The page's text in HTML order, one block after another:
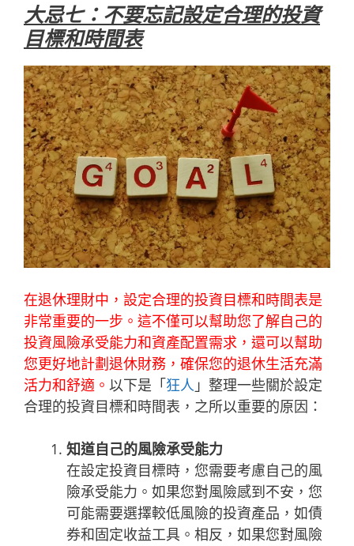
大忌七：不要忘記設定合理的投資
目標和時間表
在退休理財中，設定合理的投資目標和時間表是
非常重要的一步。這不僅可以幫助您了解自己的
投資風險承受能力和資產配置需求，還可以幫助
您更好地計劃退休財務，確保您的退休生活充滿
活力和舒適。 以下是「狂人 」整理一些關於設定
合理的投資目標和時間表，之所以重要的原因：
知道自己的風險承受能力
在設定投資目標時，您需要考慮自己的風
險承受能力。如果您對風險感到不安，您
可能需要選擇較低風險的投資產品，如債
券和固定收益工具。相反，如果您對風險